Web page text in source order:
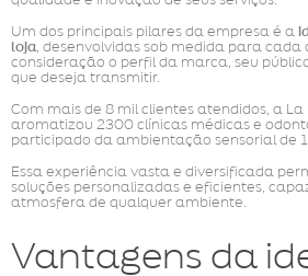
Um dos principais pilares da empresa é a
loja , desenvolvidas sob medida para cada
consideração o perfil da marca, seu
que deseja transmitir.
Com mais de 8 mil clientes atendidos, a La
aromatizou 2300 clínicas médicas e
participado da ambientação sensorial de
Essa experiência vasta e diversificada
soluções personalizadas e eficientes,
atmosfera de qualquer ambiente.
Vantagens da